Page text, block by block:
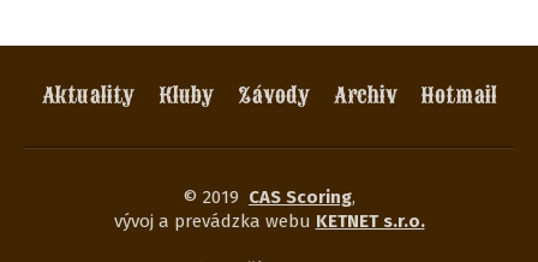
Aktuality Kluby Závody Archiv Hotmail
© 2019 CAS Scoring,
vývoj a prevádzka webu KETNET s.r.o.